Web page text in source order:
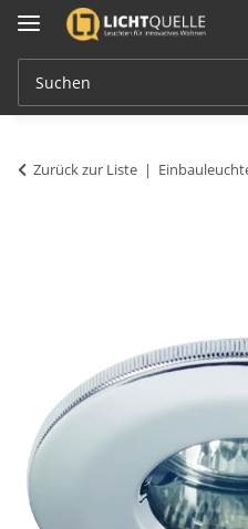
Zurück zur Liste